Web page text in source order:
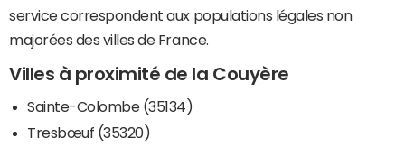
service correspondent aux populations légales non
majorées des villes de France.
Villes à proximité de la Couyère
Sainte-Colombe (35134)
Tresbœuf (35320)